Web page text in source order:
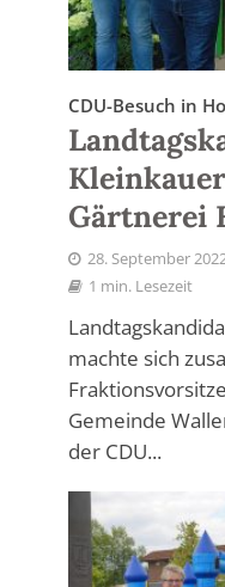
CDU-Besuch in
Gärtnerei
28. September
1 min. Lesezeit
machte sich
Gemeinde
der CDU...